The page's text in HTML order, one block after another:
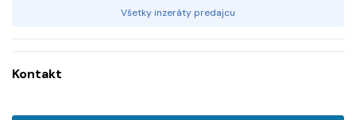
Všetky inzeráty predajcu
Kontakt